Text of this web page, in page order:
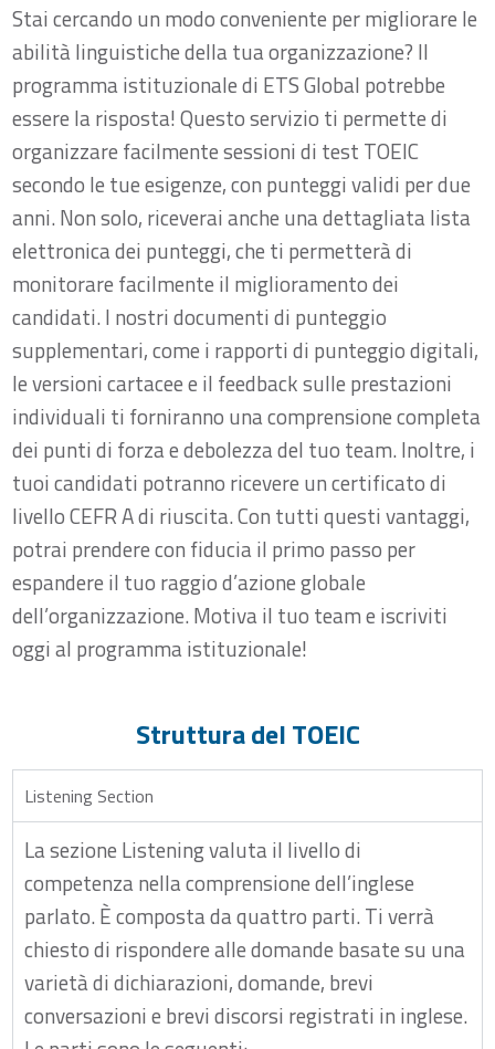
Stai cercando un modo conveniente per migliorare le
abilità linguistiche della tua organizzazione? Il
programma istituzionale di ETS Global potrebbe
essere la risposta! Questo servizio ti permette di
organizzare facilmente sessioni di test TOEIC
secondo le tue esigenze, con punteggi validi per due
anni. Non solo, riceverai anche una dettagliata lista
elettronica dei punteggi, che ti permetterà di
monitorare facilmente il miglioramento dei
candidati. I nostri documenti di punteggio
supplementari, come i rapporti di punteggio digitali,
le versioni cartacee e il feedback sulle prestazioni
individuali ti forniranno una comprensione completa
dei punti di forza e debolezza del tuo team. Inoltre, i
tuoi candidati potranno ricevere un certificato di
livello CEFR A di riuscita. Con tutti questi vantaggi,
potrai prendere con fiducia il primo passo per
espandere il tuo raggio d’azione globale
dell’organizzazione. Motiva il tuo team e iscriviti
oggi al programma istituzionale!
Struttura del TOEIC
Listening Section
La sezione Listening valuta il livello di
competenza nella comprensione dell’inglese
parlato. È composta da quattro parti. Ti verrà
chiesto di rispondere alle domande basate su una
varietà di dichiarazioni, domande, brevi
conversazioni e brevi discorsi registrati in inglese.